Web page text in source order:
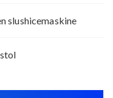
slushicemaskine